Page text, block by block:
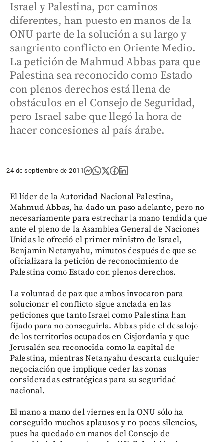
Israel y Palestina, por caminos
diferentes, han puesto en manos de la
ONU parte de la solución a su largo y
sangriento conflicto en Oriente Medio.
La petición de Mahmud Abbas para que
Palestina sea reconocido como Estado
con plenos derechos está llena de
obstáculos en el Consejo de Seguridad,
pero Israel sabe que llegó la hora de
hacer concesiones al país árabe.
24 de septiembre de 2011
El líder de la Autoridad Nacional Palestina,
Mahmud Abbas, ha dado un paso adelante, pero no
necesariamente para estrechar la mano tendida que
ante el pleno de la Asamblea General de Naciones
Unidas le ofreció el primer ministro de Israel,
Benjamin Netanyahu, minutos después de que se
oficializara la petición de reconocimiento de
Palestina como Estado con plenos derechos.
La voluntad de paz que ambos invocaron para
solucionar el conflicto sigue anclada en las
peticiones que tanto Israel como Palestina han
fijado para no conseguirla. Abbas pide el desalojo
de los territorios ocupados en Cisjordania y que
Jerusalén sea reconocida como la capital de
Palestina, mientras Netanyahu descarta cualquier
negociación que implique ceder las zonas
consideradas estratégicas para su seguridad
nacional.
El mano a mano del viernes en la ONU sólo ha
conseguido muchos aplausos y no pocos silencios,
pues ha quedado en manos del Consejo de